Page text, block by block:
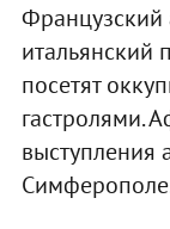
Французский
итальянский
посетят
гастролями.
выступления